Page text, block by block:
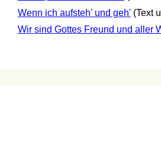
Wenn ich aufsteh' und geh' (Text
Wir sind Gottes Freund und aller